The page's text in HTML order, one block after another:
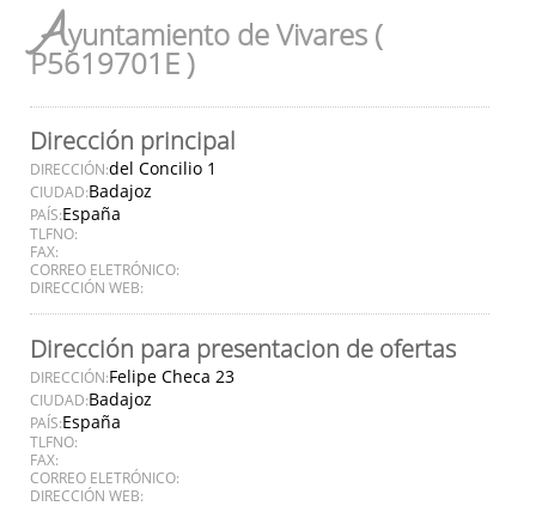
Ayuntamiento de Vivares (
P5619701E )
Dirección principal
DIRECCIÓN:del Concilio 1
CIUDAD:Badajoz
PAÍS:España
TLFNO:
FAX:
CORREO ELETRÓNICO:
DIRECCIÓN WEB:
Dirección para presentacion de ofertas
DIRECCIÓN:Felipe Checa 23
CIUDAD:Badajoz
PAÍS:España
TLFNO:
FAX:
CORREO ELETRÓNICO:
DIRECCIÓN WEB: